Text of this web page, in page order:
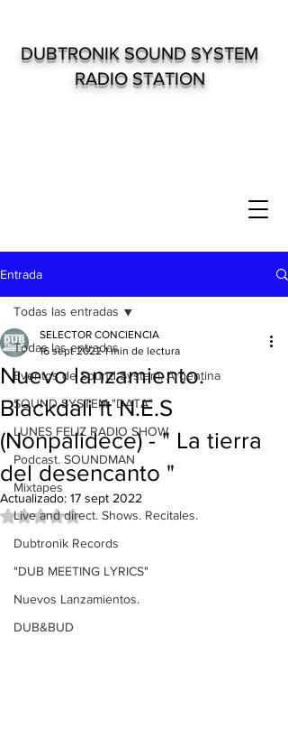
DUBTRONIK SOUND SYSTEM
RADIO STATION
Entrada
Todas las entradas
Eventos de Sound System. Argentina
SOUND SYSTEM "DATA"
LUNES FELIZ RADIO SHOW
Podcast. SOUNDMAN
Mixtapes
Live and direct. Shows. Recitales.
Dubtronik Records
"DUB MEETING LYRICS"
Nuevos Lanzamientos.
DUB&BUD
Todas las entradas
Nuevo lanzamiento.
Blackdali ft N.E.S
(Nonpalidece) - " La tierra
del desencanto "
SELECTOR CONCIENCIA
16 sept 2022 1 min de lectura
Actualizado: 17 sept 2022
Obtuvo NaN de 5 estrellas.